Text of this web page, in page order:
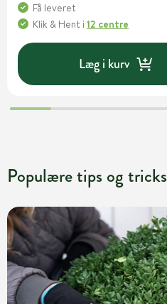
Få leveret
Klik & Hent i 12 centre
Læg i kurv
Populære tips og tricks